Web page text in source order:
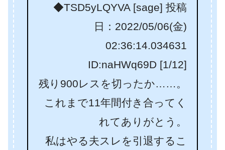
◆TSD5yLQYVA [sage] 投稿
日：2022/05/06(金)
02:36:14.034631
ID:naHWq69D [1/12]
残り900レスを切ったか……。
これまで11年間付き合ってく
れてありがとう。
私はやる夫スレを引退するこ